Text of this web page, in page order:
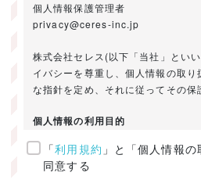
個人情報保護管理者
privacy@ceres-inc.jp
株式会社セレス(以下「当社」とい
イバシーを尊重し、個人情報の取り
な指針を定め、それに従ってその保
個人情報の利用目的
ご提供いただきました個人情報は
たします。
「利用規約 」と「個人情報
同意する